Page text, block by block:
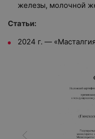
железы, молочной
Статьи:
2024 г. —